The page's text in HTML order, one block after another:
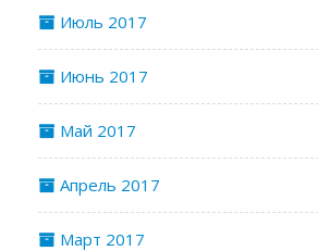
Июль 2017
Июнь 2017
Май 2017
Апрель 2017
Март 2017